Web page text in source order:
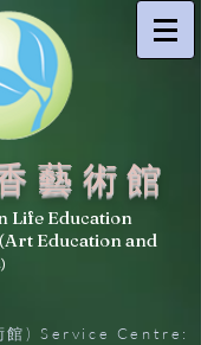
藝術館
Life Education
Education and
館) Service Centre: